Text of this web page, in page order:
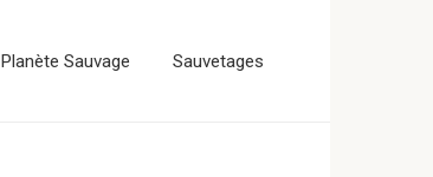
Planète Sauvage Sauvetages